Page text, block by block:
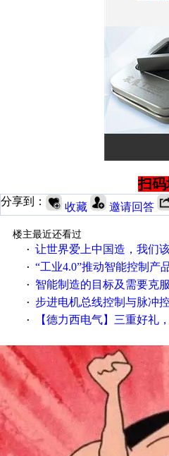
扫码
分享到： 收藏 邀请回答
楼主最近还看过
· 让世界爱上中国造，我们该做
· “工业4.0”推动智能控制产
· 智能制造的目标及需要克服的五
· 步进电机总线控制与脉冲控制
· 【德力西电气】三重好礼，玩嗨